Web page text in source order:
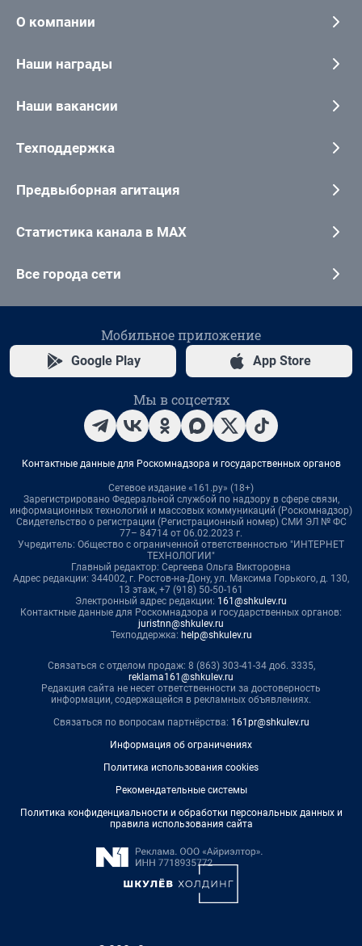
О компании
Наши награды
Наши вакансии
Техподдержка
Предвыборная агитация
Статистика канала в MAX
Все города сети
Мобильное приложение
Google Play App Store
Мы в соцсетях
Контактные данные для Роскомнадзора и государственных органов
Сетевое издание «161.ру» (18+)
Зарегистрировано Федеральной службой по надзору в сфере связи,
информационных технологий и массовых коммуникаций (Роскомнадзор)
Свидетельство о регистрации (Регистрационный номер) СМИ ЭЛ № ФС
77– 84714 от 06.02.2023 г.
Учредитель: Общество с ограниченной ответственностью "ИНТЕРНЕТ
ТЕХНОЛОГИИ"
Главный редактор: Сергеева Ольга Викторовна
Адрес редакции: 344002, г. Ростов-на-Дону, ул. Максима Горького, д. 130,
13 этаж, +7 (918) 50-50-161
Электронный адрес редакции: 161@shkulev.ru
Контактные данные для Роскомнадзора и государственных органов:
juristnn@shkulev.ru
Техподдержка: help@shkulev.ru
Связаться с отделом продаж: 8 (863) 303-41-34 доб. 3335,
reklama161@shkulev.ru
Редакция сайта не несет ответственности за достоверность
информации, содержащейся в рекламных объявлениях.
Связаться по вопросам партнёрства: 161pr@shkulev.ru
Информация об ограничениях
Политика использования cookies
Рекомендательные системы
Политика конфиденциальности и обработки персональных данных и
правила использования сайта